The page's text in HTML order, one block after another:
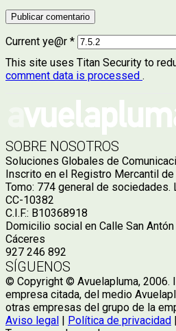
Current ye@r *
This site uses Titan Security to
comment data is processed .
SOBRE NOSOTROS
Soluciones Globales de
Inscrito en el Registro Mercantil de
Tomo: 774 general de sociedades.
CC-10382
C.I.F.: B10368918
Domicilio social en Calle San
Cáceres
927 246 892
SÍGUENOS
© Copyright © Avuelapluma, 2006.
empresa citada, del medio
otras empresas del grupo de la
Aviso legal | Política de privacidad |